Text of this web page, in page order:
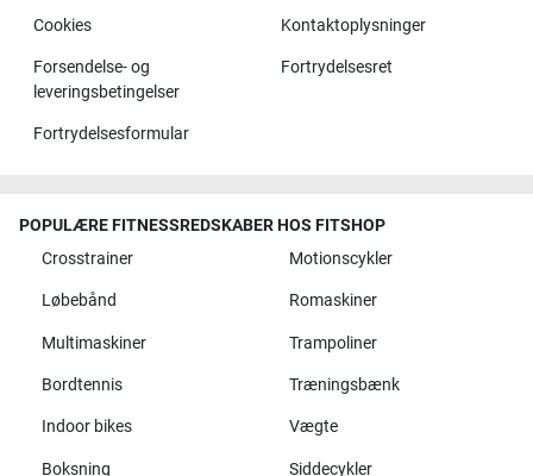
Cookies Kontaktoplysninger
Forsendelse- og
leveringsbetingelser
Fortrydelsesret
Fortrydelsesformular
POPULÆRE FITNESSREDSKABER HOS FITSHOP
Crosstrainer
Motionscykler
Løbebånd Romaskiner
Multimaskiner Trampoliner
Bordtennis Træningsbænk
Indoor bikes Vægte
Boksning Siddecykler